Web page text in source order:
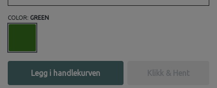
COLOR: GREEN
Legg i handlekurven Klikk & Hent